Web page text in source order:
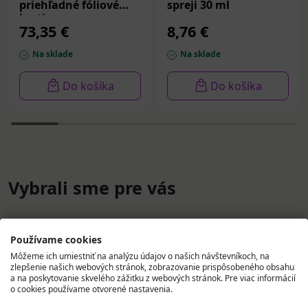
priehľadné fóliové
krytie na rany
sterilné (10x25 cm)
1x25 ks
73,35 €
Na sklade
Do košíka
spreji 30 ml
8,76 €
Na sklade
Do košíka
Vybrali sme pre vás
Používame cookies
Môžeme ich umiestniť na analýzu údajov o našich návštevníkoch, na
zlepšenie našich webových stránok, zobrazovanie prispôsobeného obsahu
a na poskytovanie skvelého zážitku z webových stránok. Pre viac informácií
o cookies používame otvorené nastavenia.